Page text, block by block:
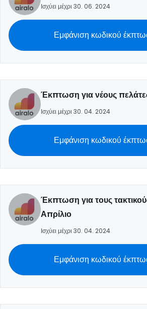
Ισχύει μέχρι 30. 06. 2024
Εμφάνιση κωδικού
Έκπτωση για νέους
Ισχύει μέχρι 30. 04. 2024
Εμφάνιση κωδικού
Έκπτωση για τους
Απρίλιο
Ισχύει μέχρι 30. 04. 2024
Εμφάνιση κωδικού